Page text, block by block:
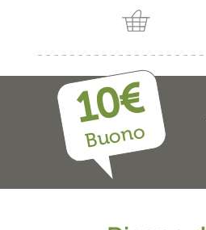
10€
Buono